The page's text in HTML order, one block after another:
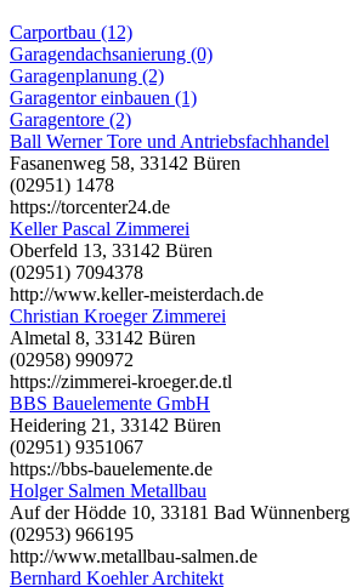
Carportbau (12)
Garagendachsanierung (0)
Garagenplanung (2)
Garagentor einbauen (1)
Garagentore (2)
Ball Werner Tore und Antriebsfachhandel
Fasanenweg 58, 33142 Büren
(02951) 1478
https://torcenter24.de
Keller Pascal Zimmerei
Oberfeld 13, 33142 Büren
(02951) 7094378
http://www.keller-meisterdach.de
Christian Kroeger Zimmerei
Almetal 8, 33142 Büren
(02958) 990972
https://zimmerei-kroeger.de.tl
BBS Bauelemente GmbH
Heidering 21, 33142 Büren
(02951) 9351067
https://bbs-bauelemente.de
Holger Salmen Metallbau
Auf der Hödde 10, 33181 Bad Wünnenberg
(02953) 966195
http://www.metallbau-salmen.de
Bernhard Koehler Architekt